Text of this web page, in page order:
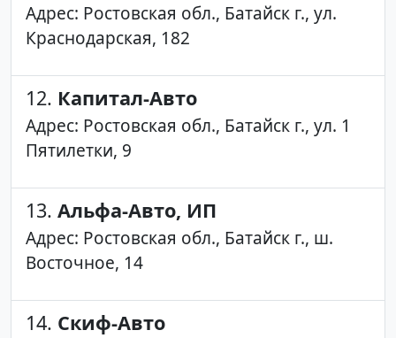
Адрес: Ростовская обл., Батайск г., ул.
Краснодарская, 182
12. Капитал-Авто
Адрес: Ростовская обл., Батайск г., ул. 1
Пятилетки, 9
13. Альфа-Авто, ИП
Адрес: Ростовская обл., Батайск г., ш.
Восточное, 14
14. Скиф-Авто